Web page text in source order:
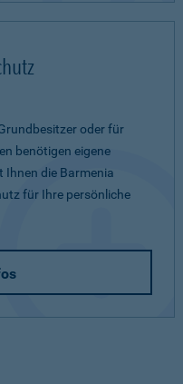
oder für
benötigen eigene
Ihnen die Barmenia
für Ihre persönliche